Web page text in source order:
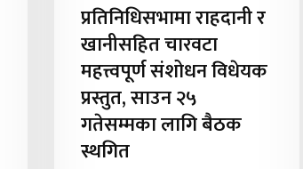
प्रतिनिधिसभामा राहदानी र
खानीसहित चारवटा
महत्त्वपूर्ण संशोधन विधेयक
प्रस्तुत, साउन २५
गतेसम्मका लागि बैठक
स्थगित